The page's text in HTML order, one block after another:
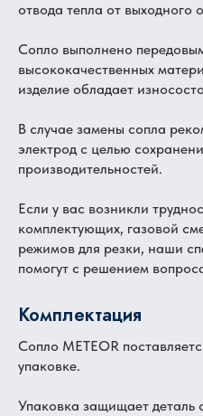
отвода тепла от выходного
Сопло выполнено
высококачественных
изделие обладает
В случае замены сопла
электрод с целью
производительностей.
Если у вас возникли
комплектующих, газовой
режимов для резки, наши
помогут с решением
Комплектация
Сопло METEOR
упаковке.
Упаковка защищает деталь